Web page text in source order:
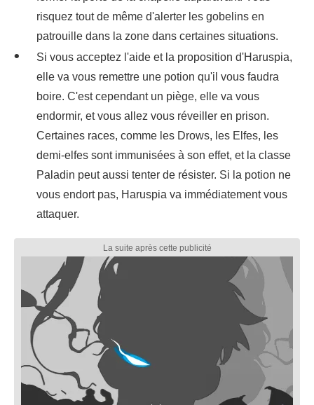
risquez tout de même d'alerter les gobelins en
patrouille dans la zone dans certaines situations.
Si vous acceptez l'aide et la proposition d'Haruspia,
elle va vous remettre une potion qu'il vous faudra
boire. C'est cependant un piège, elle va vous
endormir, et vous allez vous réveiller en prison.
Certaines races, comme les Drows, les Elfes, les
demi-elfes sont immunisées à son effet, et la classe
Paladin peut aussi tenter de résister. Si la potion ne
vous endort pas, Haruspia va immédiatement vous
attaquer.